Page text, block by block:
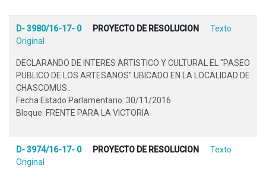
D- 3980/16-17- 0 PROYECTO DE RESOLUCION
Texto
Original
DECLARANDO DE INTERES ARTISTICO Y CULTURAL EL "PASEO
PUBLICO DE LOS ARTESANOS" UBICADO EN LA LOCALIDAD DE
CHASCOMUS..
Fecha Estado Parlamentario: 30/11/2016
Bloque: FRENTE PARA LA VICTORIA
D- 3974/16-17- 0 PROYECTO DE RESOLUCION
Texto
Original